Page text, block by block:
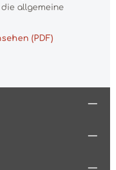
die allgemeine
(PDF)